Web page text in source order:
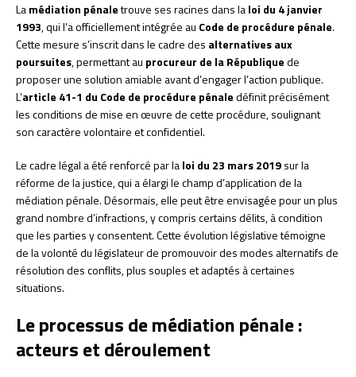
Lamédiation pénaletrouve ses racines dans laloi du 4 janvier
1993, qui l’a officiellement intégrée au Code de procédure pénale.
Cette mesure s’inscrit dans le cadre des alternatives aux
poursuites, permettant au procureur de la Républiquede
proposer une solution amiable avant d’engager l’action publique.
L’article 41-1 du Code de procédure pénaledéfinit précisément
les conditions de mise en œuvre de cette procédure, soulignant
son caractère volontaire et confidentiel.
Le cadre légal a été renforcé par laloi du 23 mars 2019sur la
réforme de la justice, qui a élargi le champ d’application de la
médiation pénale. Désormais, elle peut être envisagée pour un plus
grand nombre d’infractions, y compris certains délits, à condition
que les parties y consentent. Cette évolution législative témoigne
de la volonté du législateur de promouvoir des modes alternatifs de
résolution des conflits, plus souples et adaptés à certaines
situations.
Le processus de médiation pénale :
acteurs et déroulement